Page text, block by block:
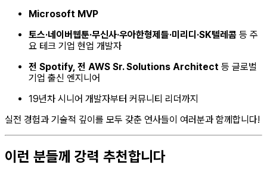
Microsoft MVP
토스·네이버웹툰·무신사·우아한형제들·미리디·SK텔레콤 등 주
요 테크 기업 현업 개발자
전 Spotify, 전 AWS Sr. Solutions Architect 등 글로벌
기업 출신 엔지니어
19년차 시니어 개발자부터 커뮤니티 리더까지
실전 경험과 기술적 깊이를 모두 갖춘 연사들이 여러분과 함께합니다!
이런 분들께 강력 추천합니다